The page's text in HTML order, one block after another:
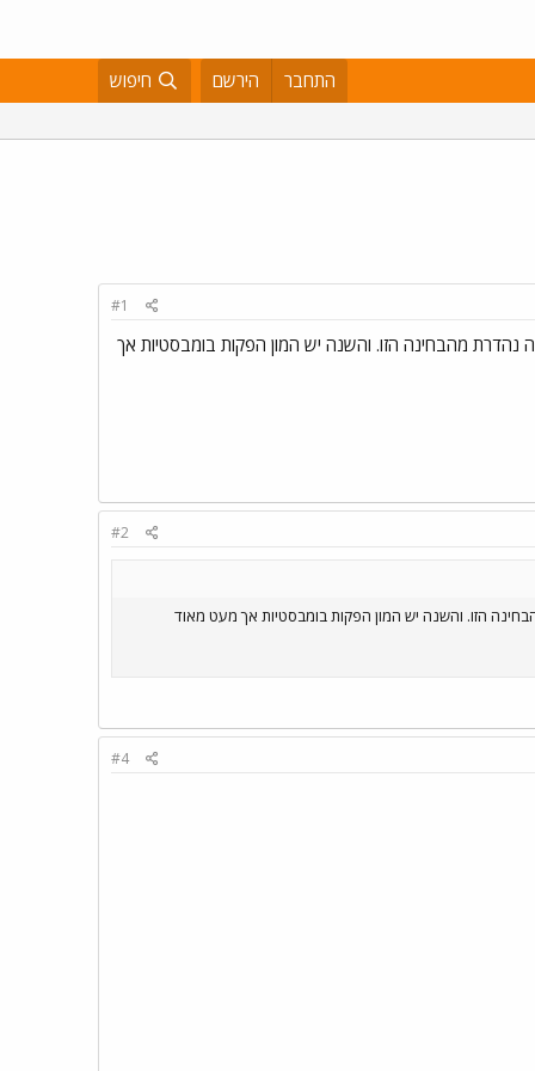
התחבר הירשם חיפוש
#1
מדובר באיר' הגרוע בכל הזמנים. אני איש של מלודיות ושנה שעברה 2025 הייתה שנה נהדרת מהבחינה הזו. והשנה יש המון הפקות בומבסטיות אך
#2
הזמנים. אני איש של מלודיות ושנה שעברה 2025 הייתה שנה נהדרת מהבחינה הזו. והשנה יש המון הפקות בומבסטיות אך מעט מאוד
#4